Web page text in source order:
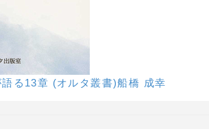
る13章 (オルタ叢書)船橋 成幸